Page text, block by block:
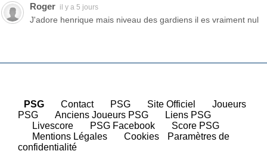
Roger il y a 5 jours
J'adore henrique mais niveau des gardiens il es vraiment nul
PSG Contact PSG Site Officiel
Joueurs
PSG
Anciens Joueurs PSG
Liens PSG
Livescore PSG Facebook
Score PSG
Mentions Légales Cookies
Paramètres de
confidentialité